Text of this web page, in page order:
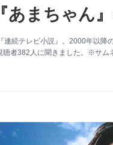
あまちゃん
続テレビ小説』。2000年以降
聴者382人に聞きました。※サ